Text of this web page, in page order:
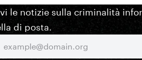
le notizie sulla criminalità
di posta.